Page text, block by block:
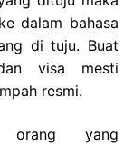
dalam bahasa
di tuju. Buat
visa mesti
resmi.
orang yang